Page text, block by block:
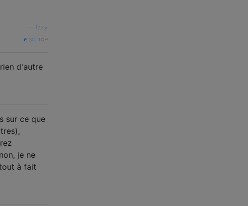
Izzy
source
d'autre
sur ce que
je ne
à fait